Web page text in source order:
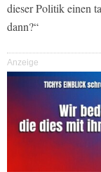
dieser Politik einen
dann?“
Anzeige